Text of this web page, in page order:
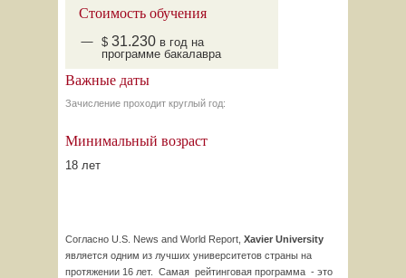
Стоимость обучения
$ 31.230 в год на
программе бакалавра
Важные даты
Зачисление проходит круглый год:
Минимальный возраст
18 лет
Согласно U.S. News and World Report, Xavier University
является одним из лучших университетов страны на
протяжении 16 лет. Самая рейтинговая программа - это